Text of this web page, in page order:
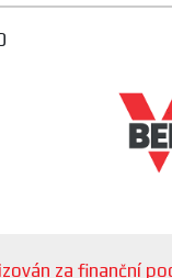
za finanční